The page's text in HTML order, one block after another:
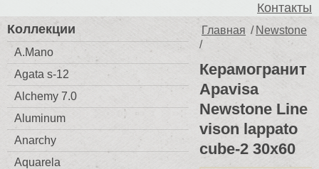
Контакты
Коллекции
A.Mano
Agata s-12
Alchemy 7.0
Aluminum
Anarchy
Aquarela
Главная / Newstone
/
Керамогранит
Apavisa
Newstone Line
vison lappato
cube-2 30x60